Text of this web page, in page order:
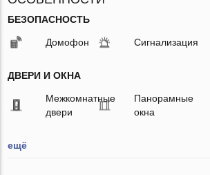
БЕЗОПАСНОСТЬ
Домофон Сигнализация
ДВЕРИ И ОКНА
Межкомнатные
двери
Панорамные
окна
ещё